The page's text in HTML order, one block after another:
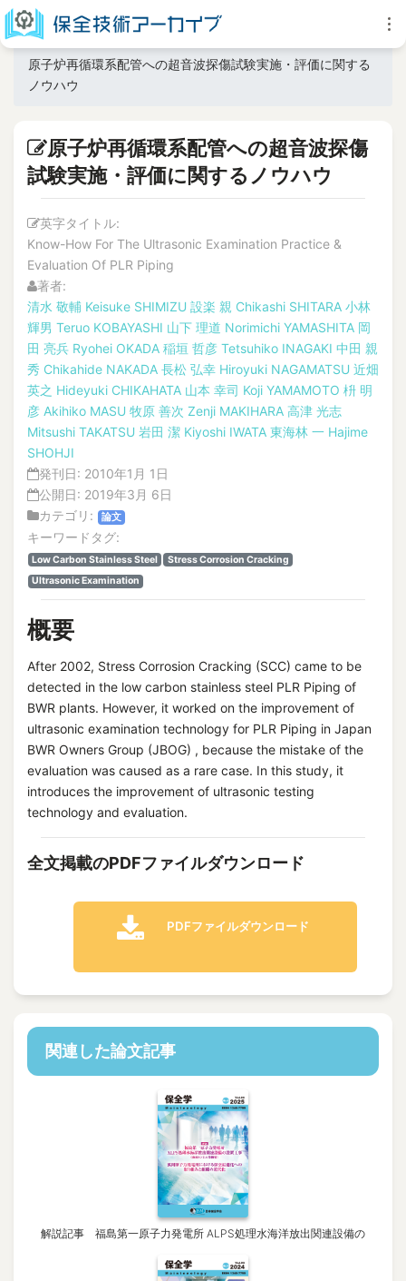
原子炉再循環系配管への超音波探傷試験実施・評価に関する
ノウハウ
原子炉再循環系配管への超音波探傷
試験実施・評価に関するノウハウ
英字タイトル:
Know-How For The Ultrasonic Examination Practice &
Evaluation Of PLR Piping
著者:
清水 敬輔 Keisuke SHIMIZU 設楽 親 Chikashi SHITARA 小林
輝男 Teruo KOBAYASHI 山下 理道 Norimichi YAMASHITA 岡
田 亮兵 Ryohei OKADA 稲垣 哲彦 Tetsuhiko INAGAKI 中田 親
秀 Chikahide NAKADA 長松 弘幸 Hiroyuki NAGAMATSU 近畑
英之 Hideyuki CHIKAHATA 山本 幸司 Koji YAMAMOTO 枡 明
彦 Akihiko MASU 牧原 善次 Zenji MAKIHARA 高津 光志
Mitsushi TAKATSU 岩田 潔 Kiyoshi IWATA 東海林 一 Hajime
SHOHJI
発刊日: 2010年1月 1日
公開日: 2019年3月 6日
カテゴリ:
論文
キーワードタグ:
Low Carbon Stainless Steel
Stress Corrosion Cracking
Ultrasonic Examination
概要
After 2002, Stress Corrosion Cracking (SCC) came to be
detected in the low carbon stainless steel PLR Piping of
BWR plants. However, it worked on the improvement of
ultrasonic examination technology for PLR Piping in Japan
BWR Owners Group (JBOG) , because the mistake of the
evaluation was caused as a rare case. In this study, it
introduces the improvement of ultrasonic testing
technology and evaluation.
全文掲載のPDFファイルダウンロード
PDFファイルダウンロード
関連した論文記事
解説記事 福島第一原子力発電所 ALPS処理水海洋放出関連設備の